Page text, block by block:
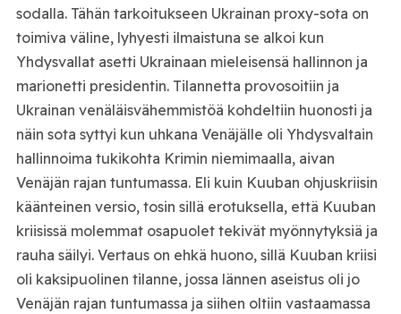
sodalla. Tähän tarkoitukseen Ukrainan proxy-sota on
toimiva väline, lyhyesti ilmaistuna se alkoi kun
Yhdysvallat asetti Ukrainaan mieleisensä hallinnon ja
marionetti presidentin. Tilannetta provosoitiin ja
Ukrainan venäläisvähemmistöä kohdeltiin huonosti ja
näin sota syttyi kun uhkana Venäjälle oli Yhdysvaltain
hallinnoima tukikohta Krimin niemimaalla, aivan
Venäjän rajan tuntumassa. Eli kuin Kuuban ohjuskriisin
käänteinen versio, tosin sillä erotuksella, että Kuuban
kriisissä molemmat osapuolet tekivät myönnytyksiä ja
rauha säilyi. Vertaus on ehkä huono, sillä Kuuban kriisi
oli kaksipuolinen tilanne, jossa lännen aseistus oli jo
Venäjän rajan tuntumassa ja siihen oltiin vastaamassa